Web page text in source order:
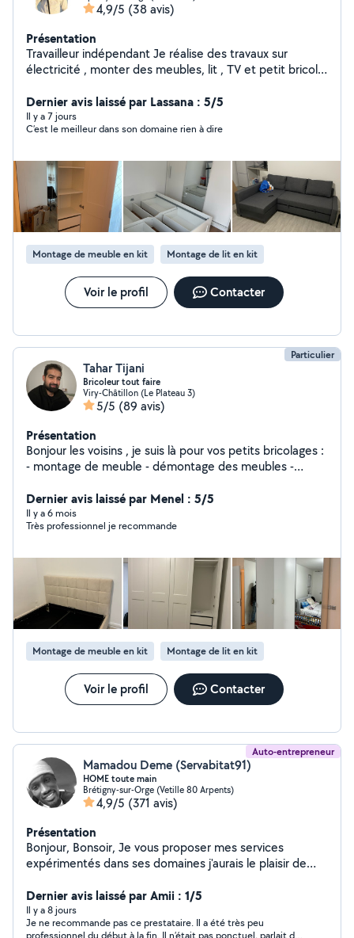
4,9/5 (38 avis)
Présentation
Travailleur indépendant Je réalise des travaux sur
électricité , monter des meubles, lit , TV et petit bricole
Dernier avis laissé par Lassana : 5/5
Il y a 7 jours
C’est le meilleur dans son domaine rien à dire
Montage de meuble en kit Montage de lit en kit
Voir le profil Contacter
Particulier
Tahar Tijani
Bricoleur tout faire
Viry-Châtillon (Le Plateau 3)
5/5 (89 avis)
Présentation
Bonjour les voisins , je suis là pour vos petits bricolages :
- montage de meuble - démontage des meubles -
, plafonnier , création prise et éclairage . - fixation tringle
- peinture - bricolage en menuiserie - bricolage en
plomberie - fixation tv au mur - branchement et
manutention et tout petit bricolage. 06 /41 /53 /05
/5deux NB : JE NE FAIS PAS pas la réparation des
électroménagers. Envoyez moi les demandes privées
uniquement sur les catégories : montage de meubles et
petits bricolages . Je ne peux pas répondre sur les
autres catégories
Dernier avis laissé par Menel : 5/5
Il y a 6 mois
Très professionnel je recommande
Montage de meuble en kit Montage de lit en kit
Voir le profil Contacter
Auto-entrepreneur
Mamadou Deme (Servabitat91)
HOME toute main
Brétigny-sur-Orge (Vetille 80 Arpents)
4,9/5 (371 avis)
Présentation
Bonjour, Bonsoir, Je vous proposer mes services
expérimentés dans ses domaines j'aurais le plaisir de
le matériel nécessaire : LE CLIENT AVANT L'ARGENT...
Voici mes prestations de service. BRIk'cOLAGE ;
Montage de cuisine équipée Pose de support mural TV
Dernier avis laissé par Amii : 1/5
Il y a 8 jours
Je ne recommande pas ce prestataire. Il a été très peu
professionnel du début à la fin. Il n’était pas ponctuel, parlait de